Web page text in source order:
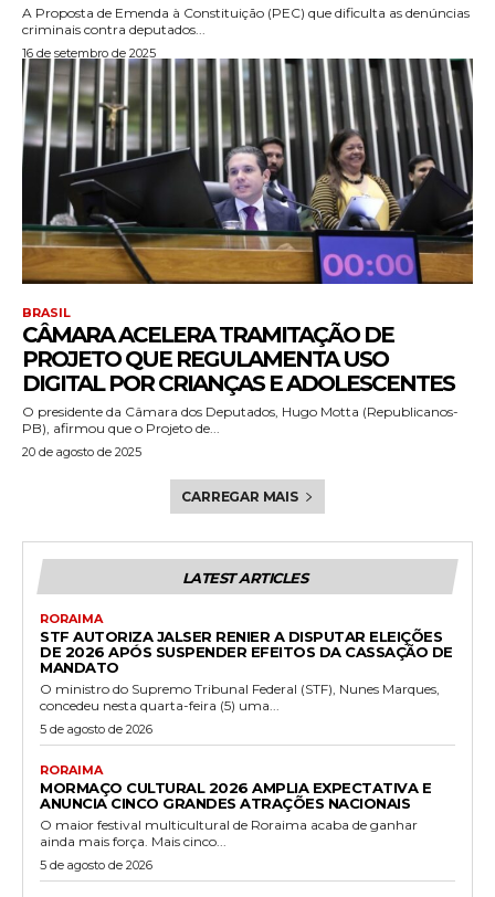
A Proposta de Emenda à Constituição (PEC) que dificulta as denúncias
criminais contra deputados...
16 de setembro de 2025
BRASIL
CÂMARA ACELERA TRAMITAÇÃO DE
PROJETO QUE REGULAMENTA USO
DIGITAL POR CRIANÇAS E ADOLESCENTES
O presidente da Câmara dos Deputados, Hugo Motta (Republicanos-
PB), afirmou que o Projeto de...
20 de agosto de 2025
CARREGAR MAIS
LATEST ARTICLES
RORAIMA
STF AUTORIZA JALSER RENIER A DISPUTAR ELEIÇÕES
DE 2026 APÓS SUSPENDER EFEITOS DA CASSAÇÃO DE
MANDATO
O ministro do Supremo Tribunal Federal (STF), Nunes Marques,
concedeu nesta quarta-feira (5) uma...
5 de agosto de 2026
RORAIMA
MORMAÇO CULTURAL 2026 AMPLIA EXPECTATIVA E
ANUNCIA CINCO GRANDES ATRAÇÕES NACIONAIS
O maior festival multicultural de Roraima acaba de ganhar
ainda mais força. Mais cinco...
5 de agosto de 2026